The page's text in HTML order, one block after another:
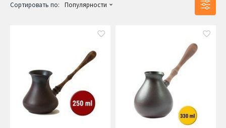
Сортировать по: Популярности